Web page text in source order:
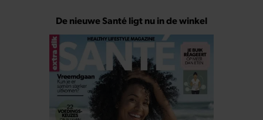
De nieuwe Santé ligt nu in de winkel